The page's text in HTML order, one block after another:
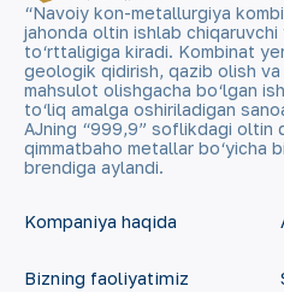
“Navoiy kon-metallurgiya
jahonda oltin ishlab chiqaruvchi
to‘rttaligiga kiradi. Kombinat
geologik qidirish, qazib olish
mahsulot olishgacha bo‘lgan
to‘liq amalga oshiriladigan
AJning “999,9” soflikdagi oltin
qimmatbaho metallar bo‘yicha
brendiga aylandi.
Kompaniya haqida
Bizning faoliyatimiz